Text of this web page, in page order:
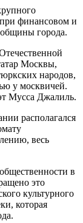
финансовом и
общины города.
Москвы,
народов,
у москвичей.
Мусса Джалиль.
располагался
весь
в
это
культурного
которая